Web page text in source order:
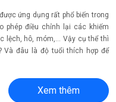
ứng dụng rất phổ biến trong
phép điều chỉnh lại các khiếm
lệch, hô, móm,… Vậy cụ thể thì
Và đâu là độ tuổi thích hợp để
Xem thêm